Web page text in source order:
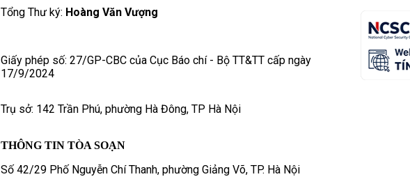
Tổng Thư ký: Hoàng Văn Vượng
Giấy phép số: 27/GP-CBC của Cục Báo chí - Bộ TT&TT cấp ngày
17/9/2024
Trụ sở: 142 Trần Phú, phường Hà Đông, TP Hà Nội
THÔNG TIN TÒA SOẠN
Số 42/29 Phố Nguyễn Chí Thanh, phường Giảng Võ, TP. Hà Nội